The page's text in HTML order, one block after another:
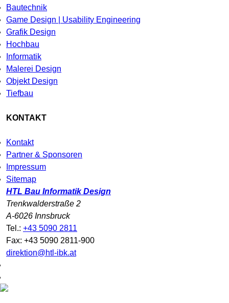
Bautechnik
Game Design | Usability Engineering
Grafik Design
Hochbau
Informatik
Malerei Design
Objekt Design
Tiefbau
KONTAKT
Kontakt
Partner & Sponsoren
Impressum
Sitemap
HTL Bau Informatik Design
Trenkwalderstraße 2
A-6026 Innsbruck
Tel.: +43 5090 2811
Fax: +43 5090 2811-900
direktion@htl-ibk.at